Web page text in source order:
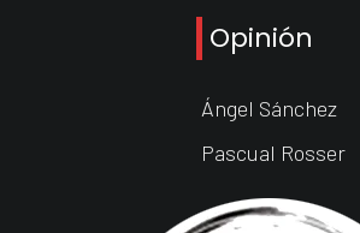
Opinión
Ángel Sánchez
Pascual Rosser